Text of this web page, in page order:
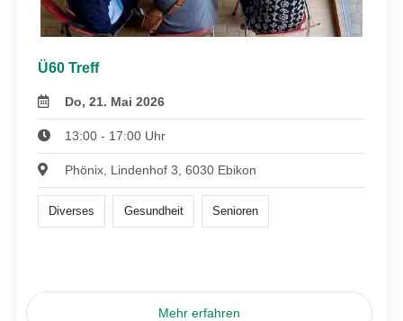
Ü60 Treff
Do, 21. Mai 2026
13:00 - 17:00 Uhr
Phönix, Lindenhof 3, 6030 Ebikon
Diverses Gesundheit Senioren
Mehr erfahren